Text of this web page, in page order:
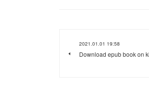
2021.01.01 19:58
Download epub book on